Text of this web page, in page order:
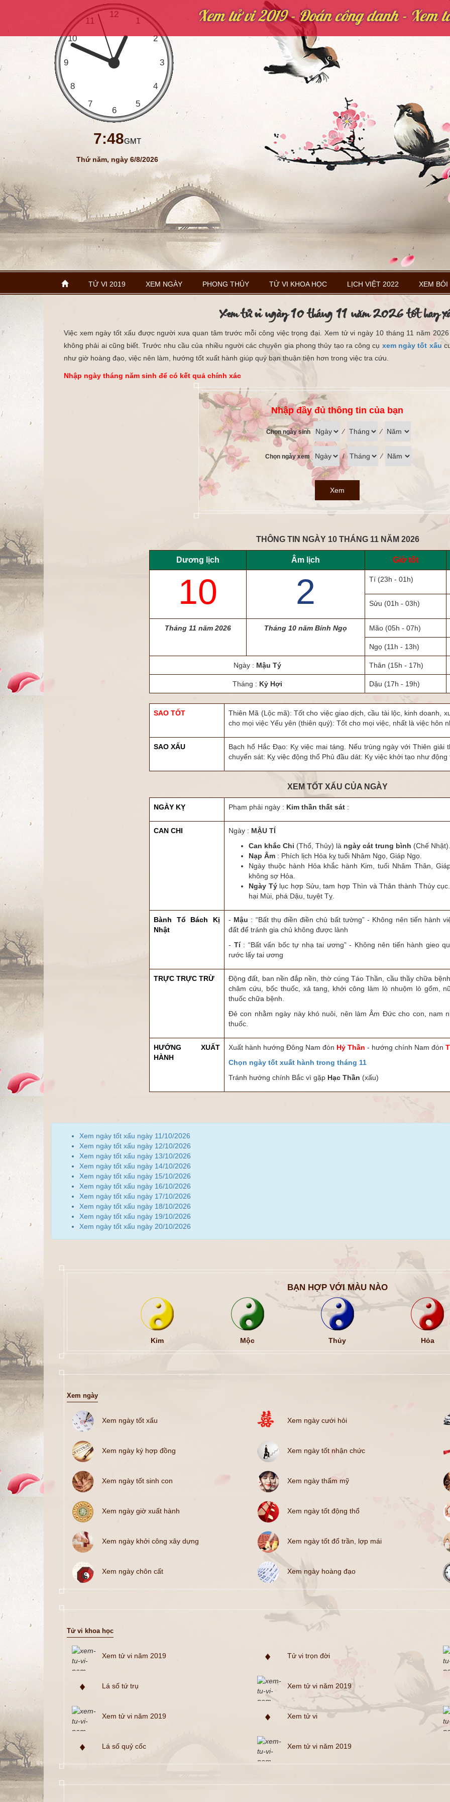
Xem tử vi 2019 - Đoán công danh - Xem
7:48GMT
Thứ năm, ngày 6/8/2026
TỬ VI 2019 XEM NGÀY PHONG THỦY TỬ VI KHOA HỌC LỊCH VIỆT 2022 XEM BÓI
Xem tử vi ngày 10 tháng 11 năm 2026 tốt hay
Việc xem ngày tốt xấu được người xưa quan tâm trước mỗi công việc trọng đại. Xem tử vi ngày 10 tháng 11 năm
không phải ai cũng biết. Trước nhu cầu của nhiều người các chuyên gia phong thủy tạo ra công cụ xem ngày tốt xấu
như giờ hoàng đạo, việc nên làm, hướng tốt xuất hành giúp quý bạn thuận tiện hơn trong việc tra cứu.
Nhập ngày tháng năm sinh để có kết quả chính xác
Nhập đầy đủ thông tin của bạn
Chọn ngày sinh ⁄ ⁄
Chọn ngày xem / ⁄
Xem
THÔNG TIN NGÀY 10 THÁNG 11 NĂM 2026
Dương lịch Âm lịch Giờ tốt
10 2 Tí (23h - 01h)
Sửu (01h - 03h)
Tháng 11 năm 2026 Tháng 10 năm Bính Ngọ Mão (05h - 07h)
Ngọ (11h - 13h)
Ngày : Mậu Tý Thân (15h - 17h)
Tháng : Kỷ Hợi Dậu (17h - 19h)
SAO TỐT
Thiên Mã (Lộc mã): Tốt cho việc giao dịch, cầu tài lộc, kinh doanh,
cho mọi việc Yếu yên (thiên quý): Tốt cho mọi việc, nhất là việc hôn
SAO XẤU
Bạch hổ Hắc Đạo: Kỵ việc mai táng. Nếu trùng ngày với Thiên giải
chuyển sát: Kỵ việc động thổ Phủ đầu dát: Kỵ việc khởi tạo như
XEM TỐT XẤU CỦA NGÀY
NGÀY KỴ Phạm phải ngày : Kim thần thất sát :
CAN CHI Ngày : MẬU TÍ
Can khắc Chi (Thổ, Thủy) là ngày cát trung bình (Chế Nhật).
Nạp Âm : Phích lịch Hỏa kỵ tuổi Nhâm Ngọ, Giáp Ngọ.
Ngày thuộc hành Hỏa khắc hành Kim, tuổi Nhâm Thân,
không sợ Hỏa.
Ngày Týlục hợp Sửu, tam hợp Thìn và Thân thành Thủy
hại Mùi, phá Dậu, tuyệt Tỵ.
Bành Tổ Bách Kị
Nhật
- Mậu : “Bất thụ điền điền chủ bất tường” - Không nên tiến hành
đất để tránh gia chủ không được lành
- Tí: “Bất vấn bốc tự nhạ tai ương” - Không nên tiến hành gieo
rước lấy tai ương
TRỰC TRỰC TRỪ
Động đất, ban nền đắp nền, thờ cúng Táo Thần, cầu thầy chữa
châm cứu, bốc thuốc, xả tang, khởi công làm lò nhuộm lò gốm,
thuốc chữa bệnh.
Đẻ con nhằm ngày này khó nuôi, nên làm Âm Đức cho con, nam
thuốc.
HƯỚNG XUẤT
HÀNH
Xuất hành hướng Đông Nam đón Hỷ Thần - hướng chính Nam đón
Chọn ngày tốt xuất hành trong tháng 11
Tránh hướng chính Bắc vì gặp Hạc Thần (xấu)
Xem ngày tốt xấu ngày 11/10/2026
Xem ngày tốt xấu ngày 12/10/2026
Xem ngày tốt xấu ngày 13/10/2026
Xem ngày tốt xấu ngày 14/10/2026
Xem ngày tốt xấu ngày 15/10/2026
Xem ngày tốt xấu ngày 16/10/2026
Xem ngày tốt xấu ngày 17/10/2026
Xem ngày tốt xấu ngày 18/10/2026
Xem ngày tốt xấu ngày 19/10/2026
Xem ngày tốt xấu ngày 20/10/2026
BẠN HỢP VỚI MÀU NÀO
Kim Mộc Thủy Hỏa
Xem ngày
Xem ngày tốt xấu Xem ngày cưới hỏi
Xem ngày ký hợp đồng Xem ngày tốt nhận chức
Xem ngày tốt sinh con Xem ngày thẩm mỹ
Xem ngày giờ xuất hành Xem ngày tốt động thổ
Xem ngày khởi công xây dựng Xem ngày tốt đổ trần, lợp mái
Xem ngày chôn cất Xem ngày hoàng đạo
Tử vi khoa học
Xem tử vi năm 2019 Tử vi trọn đời
Lá số tứ trụ Xem tử vi năm 2019
Xem tử vi năm 2019 Xem tử vi
Lá số quỷ cốc Xem tử vi năm 2019